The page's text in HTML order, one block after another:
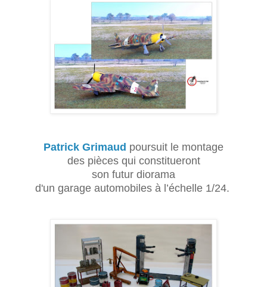
Patrick Grimaud poursuit le montage
des pièces qui constitueront
son futur diorama
d'un garage automobiles à l’échelle 1/24.